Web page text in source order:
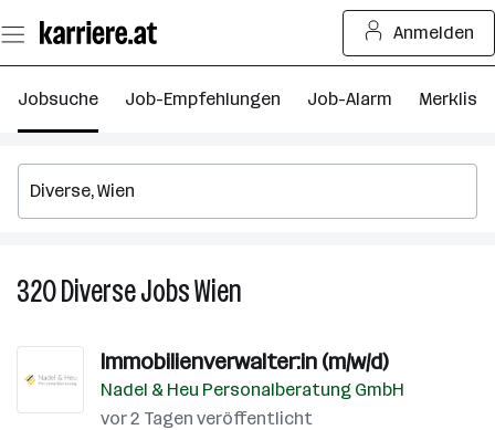
Seiteninhalt
springen
Anmelden
Jobsuche Job-Empfehlungen Job-Alarm Merkliste
320DiverseJobsWien
in
Wien
Immobilienverwalter:in (m/w/d)
Nadel & Heu Personalberatung GmbH
vor 2 Tagen veröffentlicht